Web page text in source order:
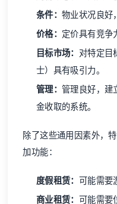
条件： 物业状况良好
价格： 定价具有竞争
目标市场： 对特定目
士）具有吸引力。
管理： 管理良好，建
金收取的系统。
除了这些通用因素外，
加功能：
度假租赁： 可能需要
商业租赁： 可能需要